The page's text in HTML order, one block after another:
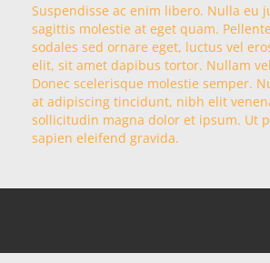
Suspendisse ac enim libero. Nulla eu
sagittis molestie at eget quam.
sodales sed ornare eget, luctus vel
elit, sit amet dapibus tortor. Nullam
Donec scelerisque molestie semper.
at adipiscing tincidunt, nibh elit
sollicitudin magna dolor et ipsum. Ut
sapien eleifend gravida.